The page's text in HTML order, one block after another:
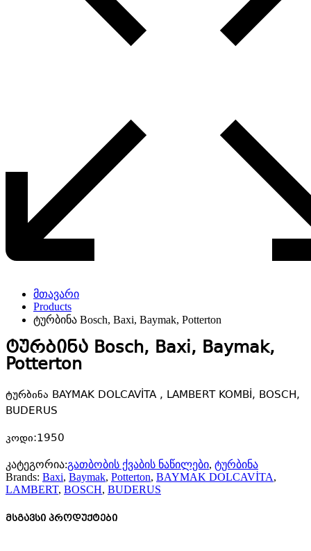
მთავარი
Products
ტურბინა Bosch, Baxi, Baymak, Potterton
ტურბინა Bosch, Baxi, Baymak,
Potterton
ტურბინა BAYMAK DOLCAVİTA , LAMBERT KOMBİ, BOSCH,
BUDERUS
კოდი:1950
კატეგორია:გათბობის ქვაბის ნაწილები, ტურბინა
Brands: Baxi, Baymak, Potterton, BAYMAK DOLCAVİTA,
LAMBERT, BOSCH, BUDERUS
მსგავსი პროდუქტები